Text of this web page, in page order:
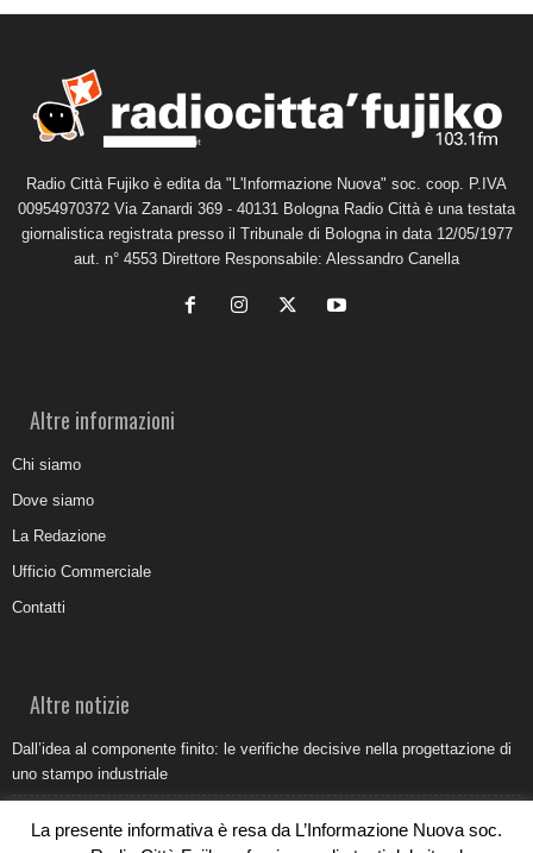
Radio Città Fujiko è edita da "L'Informazione Nuova" soc. coop. P.IVA
00954970372 Via Zanardi 369 - 40131 Bologna Radio Città è una testata
giornalistica registrata presso il Tribunale di Bologna in data 12/05/1977
aut. n° 4553 Direttore Responsabile: Alessandro Canella
Altre informazioni
Chi siamo
Dove siamo
La Redazione
Ufficio Commerciale
Contatti
Altre notizie
Dall’idea al componente finito: le verifiche decisive nella progettazione di
uno stampo industriale
La presente informativa è resa da L’Informazione Nuova soc.